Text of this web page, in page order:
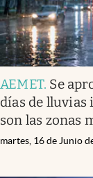
AEMET. Se
días de lluvias
son las zonas
martes, 16 de Junio